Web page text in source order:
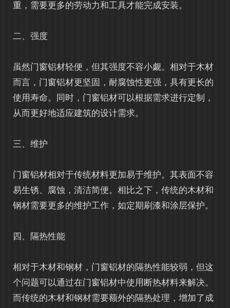
重，需要更多的劳动力和工具才能完成安装。
二、强度
虽然门窗铝材轻便，但其强度不容小觑。相对于木材
而言，门窗铝材更坚固，耐腐蚀性更强，具有更长的
使用寿命。同时，门窗铝材可以根据需求进行定制，
从而更好地适应建筑的设计需求。
三、维护
门窗铝材相对于传统材料更加易于维护。其表面不容
易生锈、腐蚀，清洁简便。相比之下，传统的木材和
钢材需要更多的维护工作，如定期刷漆和涂层保护。
四、隔热性能
相对于木材和钢材，门窗铝材的隔热性能较弱，但这
个问题可以通过在门窗铝材中使用断热材料来解决。
而传统的木材和钢材需要额外的隔热处理，增加了成